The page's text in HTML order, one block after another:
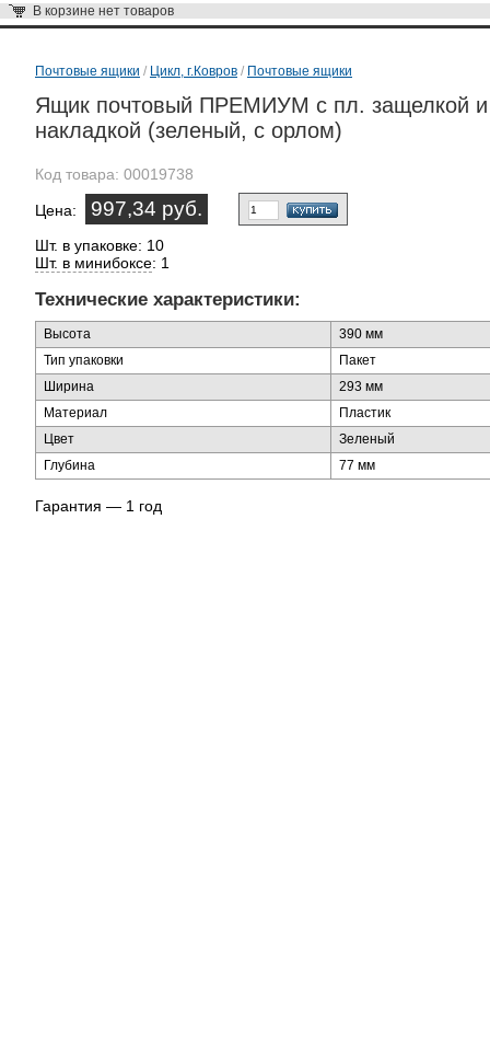
В корзине нет товаров
Почтовые ящики / Цикл, г.Ковров / Почтовые ящики
Ящик почтовый ПРЕМИУМ с пл. защелкой и
накладкой (зеленый, с орлом)
Код товара: 00019738
Цена: 997,34 руб.
Шт. в упаковке: 10
Шт. в минибоксе: 1
Технические характеристики:
Высота
390 мм
Тип упаковки
Пакет
Ширина
293 мм
Материал
Пластик
Цвет
Зеленый
Глубина
77 мм
Гарантия — 1 год